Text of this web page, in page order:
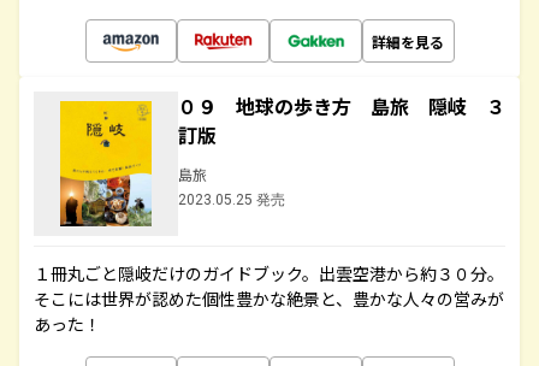
詳細を見る
０９ 地球の歩き方 島旅 隠岐 ３
訂版
島旅
2023.05.25 発売
１冊丸ごと隠岐だけのガイドブック。出雲空港から約３０分。
そこには世界が認めた個性豊かな絶景と、豊かな人々の営みが
あった！